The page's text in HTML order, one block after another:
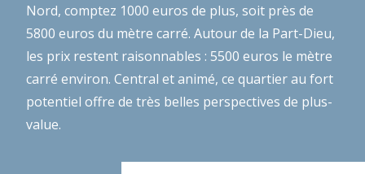
Nord, comptez 1000 euros de plus, soit près de
5800 euros du mètre carré. Autour de la Part-Dieu,
les prix restent raisonnables : 5500 euros le mètre
carré environ. Central et animé, ce quartier au fort
potentiel offre de très belles perspectives de plus-
value.